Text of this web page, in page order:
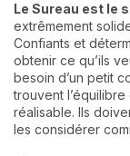
Le Sureau est le
extrêmement
Confiants et
obtenir ce qu’ils
besoin d’un petit
trouvent
réalisable. Ils
les considérer